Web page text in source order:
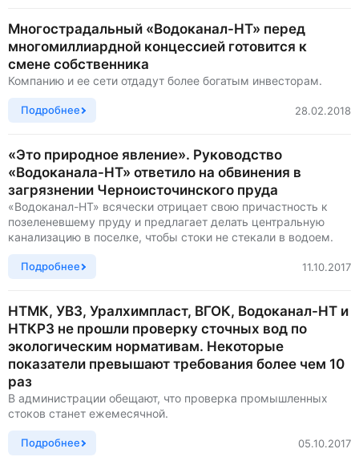
Многострадальный «Водоканал-НТ» перед
многомиллиардной концессией готовится к
смене собственника
Компанию и ее сети отдадут более богатым инвесторам.
Подробнее 28.02.2018
«Это природное явление». Руководство
«Водоканала-НТ» ответило на обвинения в
загрязнении Черноисточинского пруда
«Водоканал-НТ» всячески отрицает свою причастность к
позеленевшему пруду и предлагает делать центральную
канализацию в поселке, чтобы стоки не стекали в водоем.
Подробнее 11.10.2017
НТМК, УВЗ, Уралхимпласт, ВГОК, Водоканал-НТ и
НТКРЗ не прошли проверку сточных вод по
экологическим нормативам. Некоторые
показатели превышают требования более чем 10
раз
В администрации обещают, что проверка промышленных
стоков станет ежемесячной.
Подробнее 05.10.2017